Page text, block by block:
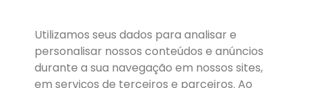
Direito Imobiliário
Direito Penal
Utilizamos seus dados para analisar e
personalisar nossos conteúdos e anúncios
durante a sua navegação em nossos sites,
em serviços de terceiros e parceiros. Ao